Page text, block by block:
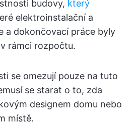
budovy, který
elektroinstalační a
a dokončovací práce byly
rámci rozpočtu.
se omezují pouze na tuto
se starat o to, zda
designem domu nebo
místě.